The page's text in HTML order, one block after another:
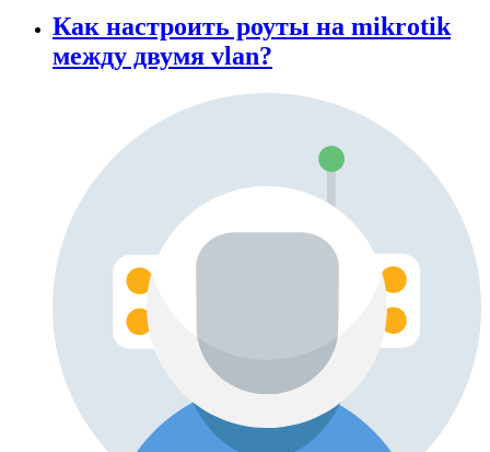
Как настроить роуты на mikrotik
между двумя vlan?